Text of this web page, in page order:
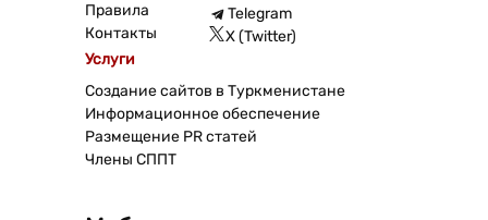
Правила
Контакты
Telegram
X (Twitter)
Услуги
Создание сайтов в Туркменистане
Информационное обеспечение
Размещение PR статей
Члены СППТ